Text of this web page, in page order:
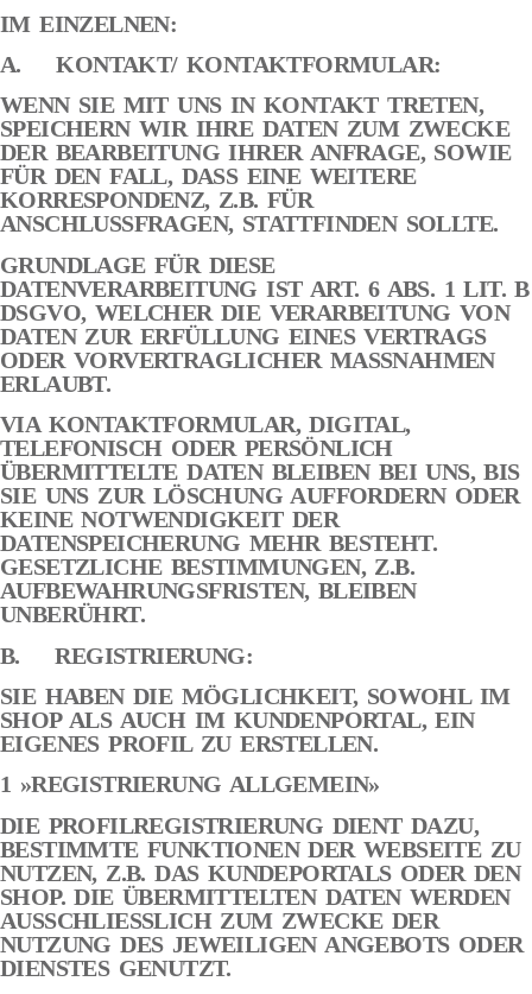
IM EINZELNEN:
A. KONTAKT/ KONTAKTFORMULAR:
WENN SIE MIT UNS IN KONTAKT TRETEN,
SPEICHERN WIR IHRE DATEN ZUM ZWECKE
DER BEARBEITUNG IHRER ANFRAGE, SOWIE
FÜR DEN FALL, DASS EINE WEITERE
KORRESPONDENZ, Z.B. FÜR
ANSCHLUSSFRAGEN, STATTFINDEN SOLLTE.
GRUNDLAGE FÜR DIESE
DATENVERARBEITUNG IST ART. 6 ABS. 1 LIT. B
DSGVO, WELCHER DIE VERARBEITUNG VON
DATEN ZUR ERFÜLLUNG EINES VERTRAGS
ODER VORVERTRAGLICHER MASSNAHMEN
ERLAUBT.
VIA KONTAKTFORMULAR, DIGITAL,
TELEFONISCH ODER PERSÖNLICH
ÜBERMITTELTE DATEN BLEIBEN BEI UNS, BIS
SIE UNS ZUR LÖSCHUNG AUFFORDERN ODER
KEINE NOTWENDIGKEIT DER
DATENSPEICHERUNG MEHR BESTEHT.
GESETZLICHE BESTIMMUNGEN, Z.B.
AUFBEWAHRUNGSFRISTEN, BLEIBEN
UNBERÜHRT.
B. REGISTRIERUNG:
SIE HABEN DIE MÖGLICHKEIT, SOWOHL IM
SHOP ALS AUCH IM KUNDENPORTAL, EIN
EIGENES PROFIL ZU ERSTELLEN.
1 »REGISTRIERUNG ALLGEMEIN»
DIE PROFILREGISTRIERUNG DIENT DAZU,
BESTIMMTE FUNKTIONEN DER WEBSEITE ZU
NUTZEN, Z.B. DAS KUNDEPORTALS ODER DEN
SHOP. DIE ÜBERMITTELTEN DATEN WERDEN
AUSSCHLIESSLICH ZUM ZWECKE DER
NUTZUNG DES JEWEILIGEN ANGEBOTS ODER
DIENSTES GENUTZT.